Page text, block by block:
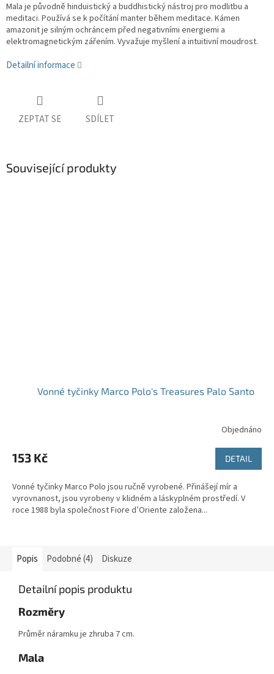
Mala je původně hinduistický a buddhistický nástroj pro modlitbu a
meditaci. Používá se k počítání manter během meditace. Kámen
amazonit je silným ochráncem před negativními energiemi a
elektromagnetickým zářením. Vyvažuje myšlení a intuitivní moudrost.
Detailní informace
ZEPTAT SE SDÍLET
Související produkty
Vonné tyčinky Marco Polo's Treasures Palo Santo
Objednáno
153 Kč DETAIL
Vonné tyčinky Marco Polo jsou ručně vyrobené. Přinášejí mír a
vyrovnanost, jsou vyrobeny v klidném a láskyplném prostředí. V
roce 1988 byla společnost Fiore d’Oriente založena...
Popis Podobné (4) Diskuze
Detailní popis produktu
Rozměry
Průměr náramku je zhruba 7 cm.
Mala